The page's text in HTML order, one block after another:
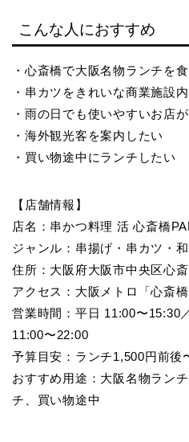
こんな人におすすめ
・心斎橋で大阪名物ランチを
・串カツをきれいな商業施設
・雨の日でも使いやすいお店
・海外観光客を案内したい
・買い物途中にランチしたい
【店舗情報】
店名：串かつ料理 活 心斎橋
ジャンル：串揚げ・串カツ・
住所：大阪府大阪市中央区心
アクセス：大阪メトロ「心斎
営業時間：平日 11:00〜15:30
11:00〜22:00
予算目安：ランチ1,500円前後
おすすめ用途：大阪名物ラン
チ、買い物途中